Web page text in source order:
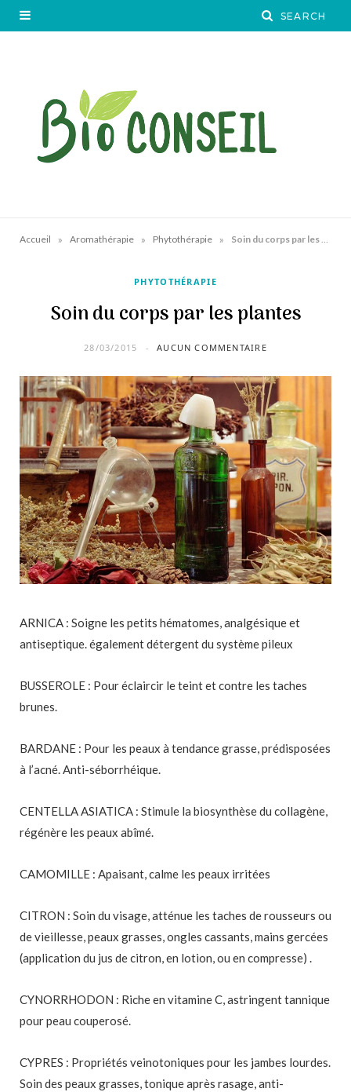
Accueil » Aromathérapie » Phytothérapie »
PHYTOTHÉRAPIE
Soin du corps par les plantes
28/03/2015 AUCUN COMMENTAIRE
ARNICA : Soigne les petits hématomes, analgésique et
antiseptique. également détergent du système pileux
BUSSEROLE : Pour éclaircir le teint et contre les taches
brunes.
BARDANE : Pour les peaux à tendance grasse, prédisposées
à l’acné. Anti-séborrhéique.
CENTELLA ASIATICA : Stimule la biosynthèse du collagène,
régénère les peaux abîmé.
CAMOMILLE : Apaisant, calme les peaux irritées
CITRON : Soin du visage, atténue les taches de rousseurs ou
de vieillesse, peaux grasses, ongles cassants, mains gercées
(application du jus de citron, en lotion, ou en compresse) .
CYNORRHODON : Riche en vitamine C, astringent tannique
pour peau couperosé.
CYPRES : Propriétés veinotoniques pour les jambes lourdes.
Soin des peaux grasses, tonique après rasage, anti-